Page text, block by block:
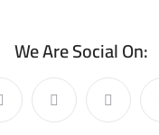
We Are Social On: